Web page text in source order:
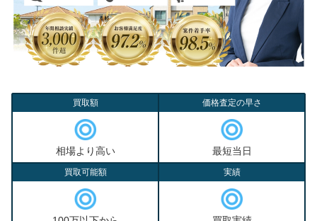
買取額
相場より高い
価格査定の早さ
最短当日
買取可能額 実績